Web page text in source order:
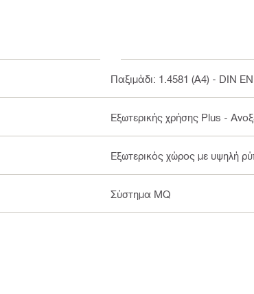
Παξιμάδι: 1.4581 (A4) - DIN
Εξωτερικής χρήσης Plus -
Εξωτερικός χώρος με υψηλή
Σύστημα MQ